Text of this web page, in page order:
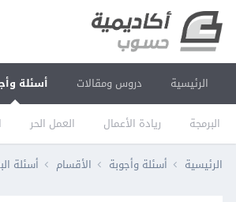
الرئيسية دروس ومقالات أسئلة
البرمجة ريادة الأعمال العمل الحر
الرئيسية أسئلة وأجوبة الأقسام أسئلة